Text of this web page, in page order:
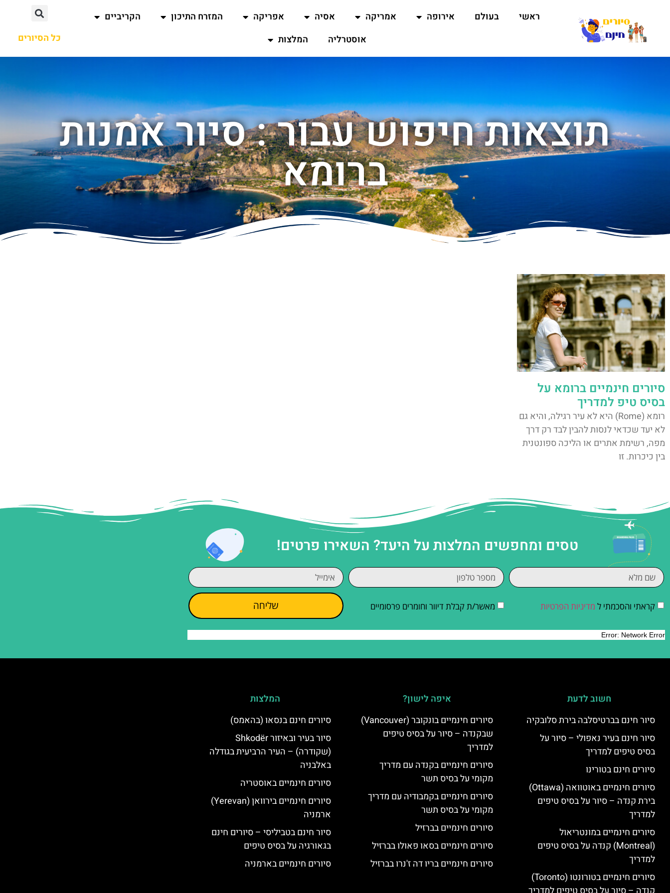
ראשי בעולם אירופה אמריקה אסיה אפריקה המזרח התיכון
הקריביים
אוסטרליה
המלצות כל הסיורים
תוצאות חיפוש עבור : סיור אמנות
ברומא
סיורים חינמיים ברומא על
בסיס טיפ למדריך
רומא (Rome) היא לא עיר רגילה, והיא גם
לא יעד שכדאי לנסות להבין לבד רק דרך
מפה, רשימת אתרים או הליכה ספונטנית
בין כיכרות. זו
טסים ומחפשים המלצות על היעד? השאירו פרטים!
קראתי והסכמתי ל מדיניות הפרטיות מאשר/ת קבלת דיוור וחומרים פרסומיים שליחה
חשוב לדעת
סיור חינם בברטיסלבה בירת סלובקיה
סיור חינם בעיר נאפולי – סיור על
בסיס טיפים למדריך
סיורים חינם בטורינו
סיורים חינמיים באוטוואה (Ottawa)
בירת קנדה – סיור על בסיס טיפים
למדריך
סיורים חינמיים במונטריאול
(Montreal) קנדה על בסיס טיפים
למדריך
סיורים חינמיים בטורונטו (Toronto)
איפה לישון?
סיורים חינמיים בונקובר (Vancouver)
שבקנדה – סיור על בסיס טיפים
למדריך
סיורים חינמיים בקנדה עם מדריך
מקומי על בסיס תשר
סיורים חינמיים בקמבודיה עם מדריך
מקומי על בסיס תשר
סיורים חינמיים בברזיל
סיורים חינמיים בסאו פאולו בברזיל
סיורים חינמיים בריו דה ז'נרו בברזיל
המלצות
סיורים חינם בנסאו (בהאמס)
סיור בעיר ובאיזור Shkodër
(שקודרה) – העיר הרביעית בגודלה
באלבניה
סיורים חינמיים באוסטריה
סיורים חינמיים בירוואן (Yerevan)
ארמניה
סיור חינם בטביליסי – סיורים חינם
בגאורגיה על בסיס טיפים
סיורים חינמיים בארמניה